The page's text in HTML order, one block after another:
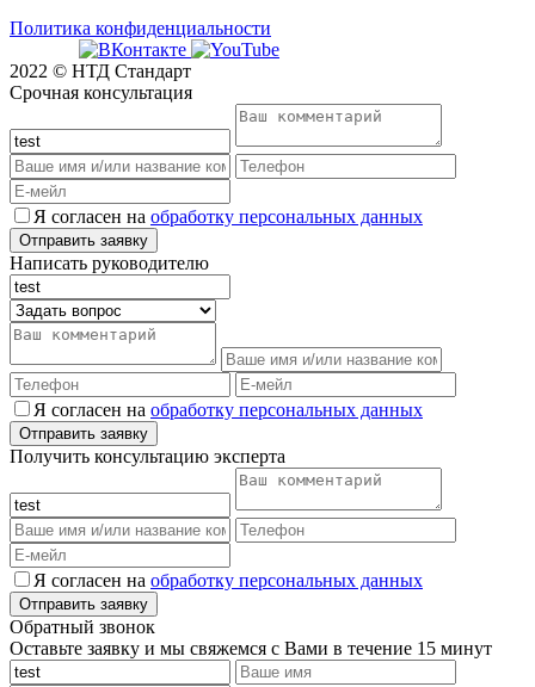
Политика конфиденциальности
2022 © НТД Стандарт
Срочная консультация
Я согласен на обработку персональных данных
Написать руководителю
Я согласен на обработку персональных данных
Получить консультацию эксперта
Я согласен на обработку персональных данных
Обратный звонок
Оставьте заявку и мы свяжемся с Вами в течение 15 минут